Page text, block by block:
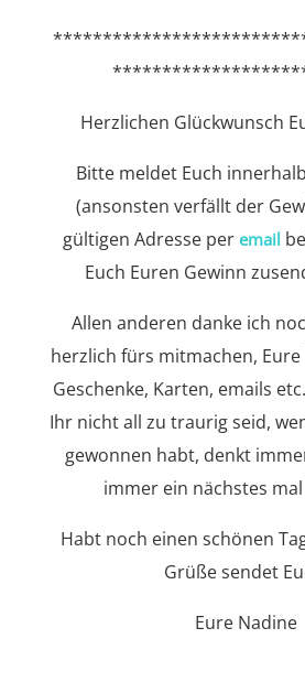
Herzlichen Glückwunsch
Bitte meldet Euch
(ansonsten verfällt der
gültigen Adresse peremail
Euch Euren Gewinn
Allen anderen danke ich
herzlich fürs mitmachen,
Geschenke, Karten, emails
Ihr nicht all zu traurig seid,
gewonnen habt, denkt
immer ein nächstes
Habt noch einen schönen
Grüße sendet
Eure Nadine